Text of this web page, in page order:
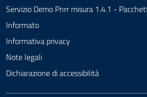
Servizio Demo Pnrr misura 1.4.1 -
Informato
Informativa privacy
Note legali
Dichiarazione di accessibilità